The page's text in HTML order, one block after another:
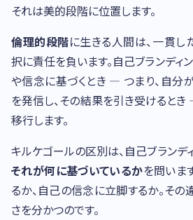
それは美的段階に位置します。
倫理的段階に生きる人間は、一貫し
択に責任を負います。自己ブランデ
や信念に基づくとき — つまり、自分
を発信し、その結果を引き受けると
移行します。
キルケゴールの区別は、自己ブランデ
それが何に基づいているかを問いま
るか、自己の信念に立脚するか。そ
さを分かつのです。